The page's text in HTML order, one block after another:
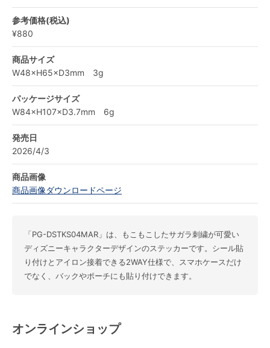
参考価格(税込)
¥880
商品サイズ
W48×H65×D3mm 3g
パッケージサイズ
W84×H107×D3.7mm 6g
発売日
2026/4/3
商品画像
商品画像ダウンロードページ
「PG-DSTKS04MAR」は、もこもこしたサガラ刺繍が可愛い
ディズニーキャラクターデザインのステッカーです。シール貼
り付けとアイロン接着できる2WAY仕様で、スマホケースだけ
でなく、バックやポーチにも貼り付けできます。
オンラインショップ